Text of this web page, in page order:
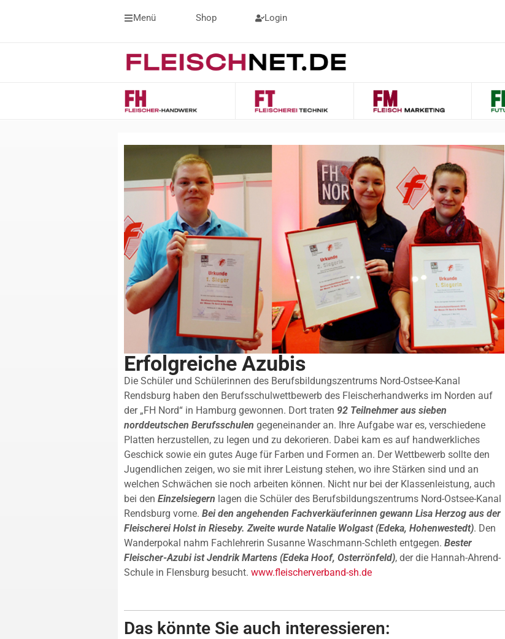
Menü Shop Login
Erfolgreiche Azubis
Die Schüler und Schülerinnen des Berufsbildungszentrums Nord-Ostsee-Kanal
Rendsburg haben den Berufsschulwettbewerb des Fleischerhandwerks im Norden auf
der „FH Nord“ in Hamburg gewonnen. Dort traten 92 Teilnehmer aus sieben
norddeutschen Berufsschulen gegeneinander an. Ihre Aufgabe war es, verschiedene
Platten herzustellen, zu legen und zu dekorieren. Dabei kam es auf handwerkliches
Geschick sowie ein gutes Auge für Farben und Formen an. Der Wettbewerb sollte den
Jugendlichen zeigen, wo sie mit ihrer Leistung stehen, wo ihre Stärken sind und an
welchen Schwächen sie noch arbeiten können. Nicht nur bei der Klassenleistung, auch
bei den Einzelsiegern lagen die Schüler des Berufsbildungszentrums Nord-Ostsee-Kanal
Rendsburg vorne. Bei den angehenden Fachverkäuferinnen gewann Lisa Herzog aus der
Fleischerei Holst in Rieseby. Zweite wurde Natalie Wolgast (Edeka, Hohenwestedt). Den
Wanderpokal nahm Fachlehrerin Susanne Waschmann-Schleth entgegen. Bester
Fleischer-Azubi ist Jendrik Martens (Edeka Hoof, Osterrönfeld), der die Hannah-Ahrend-
Schule in Flensburg besucht. www.fleischerverband-sh.de
Das könnte Sie auch interessieren: